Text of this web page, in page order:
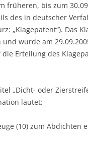
früheren, bis zum
des in deutscher
„Klagepatent“). Das
wurde am
Erteilung des
„Dicht- oder
lautet:
(10) zum Abdichten